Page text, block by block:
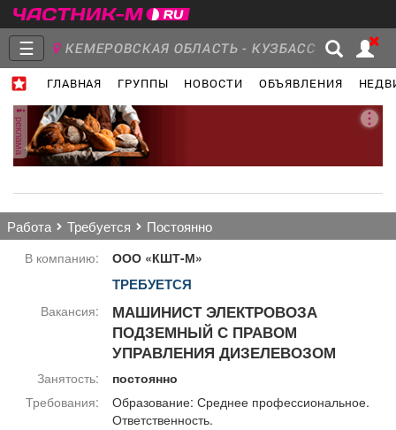
☰ КЕМЕРОВСКАЯ ОБЛАСТЬ - КУЗБАСС
ГЛАВНАЯ ГРУППЫ НОВОСТИ ОБЪЯВЛЕНИЯ
Главная
Группы Новости
Работа Транспорт Компании
Афиша Обучение Проекты
реклама
работа требуется постоянно
В компанию: ООО «КШТ-М»
ТРЕБУЕТСЯ
Вакансия:
МАШИНИСТ ЭЛЕКТРОВОЗА
ПОДЗЕМНЫЙ С ПРАВОМ
УПРАВЛЕНИЯ ДИЗЕЛЕВОЗОМ
Занятость:
постоянно
Требования:
Образование: Среднее профессиональное.
Ответственность.